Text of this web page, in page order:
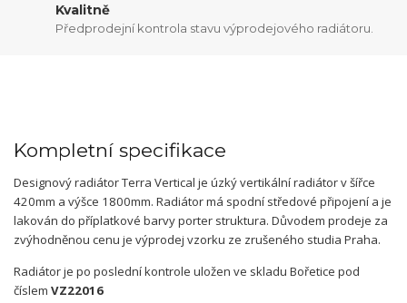
Kvalitně
Předprodejní kontrola stavu výprodejového radiátoru.
Kompletní specifikace
Designový radiátor Terra Vertical je úzký vertikální radiátor v šířce
420mm a výšce 1800mm. Radiátor má spodní středové připojení a je
lakován do příplatkové barvy porter struktura. Důvodem prodeje za
zvýhodněnou cenu je výprodej vzorku ze zrušeného studia Praha.
Radiátor je po poslední kontrole uložen ve skladu Bořetice pod
číslem VZ22016